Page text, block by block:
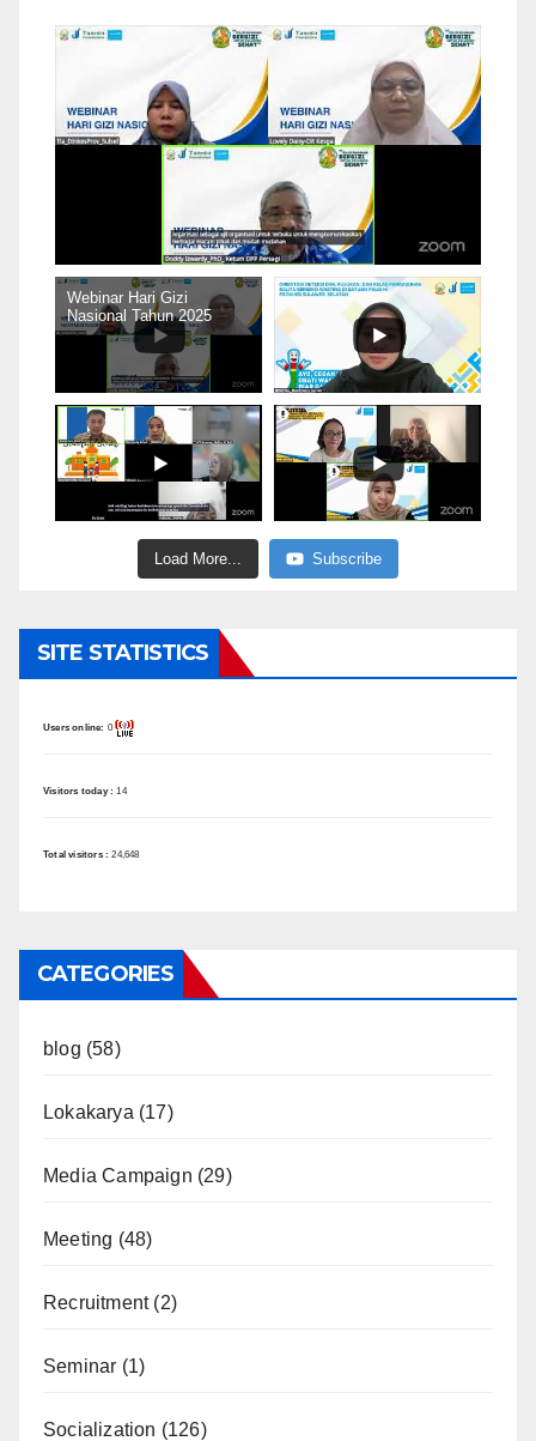
Webinar Hari Gizi
Nasional Tahun 2025
Load More... Subscribe
SITE STATISTICS
Users online: 0
Visitors today :14
Total visitors :24,648
CATEGORIES
blog (58)
Lokakarya (17)
Media Campaign (29)
Meeting (48)
Recruitment(2)
Seminar (1)
Socialization (126)